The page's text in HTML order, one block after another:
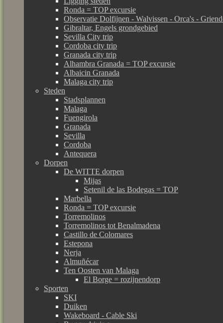
Ronda = TOP excursie
Observatie Dolfijnen - Walvissen - Orca's -
Gibraltar, Engels grondgebied
Sevilla City trip
Cordoba city trip
Granada city trip
Alhambra Granada = TOP excursie
Albaicin Granada
Malaga city trip
Steden
Stadsplannen
Malaga
Fuengirola
Granada
Sevilla
Cordoba
Antequera
Dorpen
De WITTE dorpen
Mijas
Setenil de las Bodegas = TOP
Marbella
Ronda = TOP excursie
Torremolinos
Torremolinos tot Benalmadena
Castillo de Colomares
Estepona
Nerja
Almuñécar
Ten Oosten van Malaga
El Borge = rozijnendorp
Sporten
SKI
Duiken
Wakeboard - Cable Ski